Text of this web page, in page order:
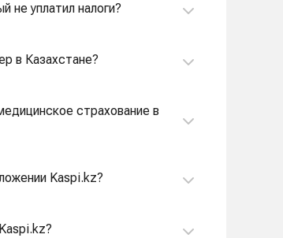
не уплатил налоги?
в Казахстане?
страхование в
Kaspi.kz?